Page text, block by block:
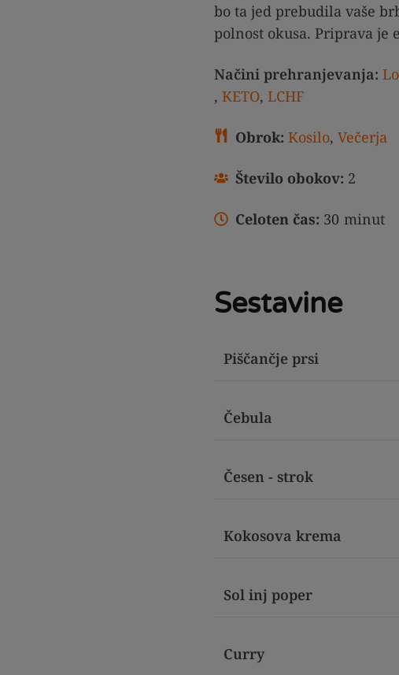
bo ta jed prebudila vaše
polnost okusa. Priprava je
Načini prehranjevanja:
, KETO, LCHF
Obrok: Kosilo, Večerja
Število obokov: 2
Celoten čas: 30 minut
Sestavine
Piščančje prsi
Čebula
Česen - strok
Kokosova krema
Sol inj poper
Curry